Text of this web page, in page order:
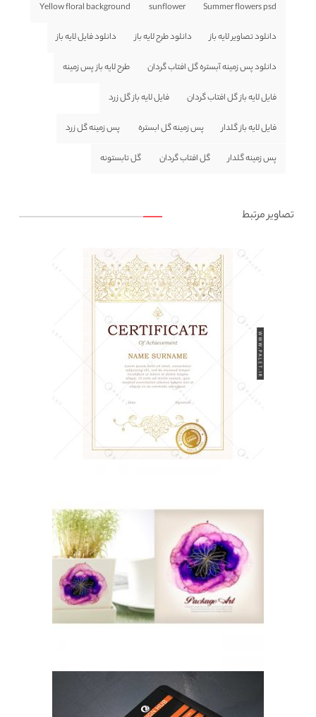
Summer flowers psd
sunflower
Yellow floral background
دانلود تصاویر لایه باز دانلود طرح لایه باز دانلود فایل لایه باز
دانلود پس زمینه آبستره گل افتاب گردان طرح لایه باز پس زمینه
فایل لایه باز گل افتاب گردان فایل لایه باز گل زرد
فایل لایه باز گلدار پس زمینه گل ابستره پس زمینه گل زرد
پس زمینه گلدار گل افتاب گردان گل تابستونه
تصاویر مرتبط